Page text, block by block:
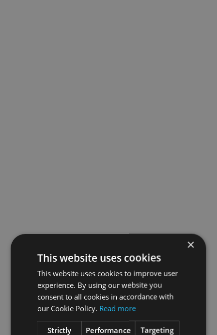
×
This website uses cookies
This website uses cookies to improve user
experience. By using our website you
consent to all cookies in accordance with
our Cookie Policy. Read more
Strictly
Performance Targeting